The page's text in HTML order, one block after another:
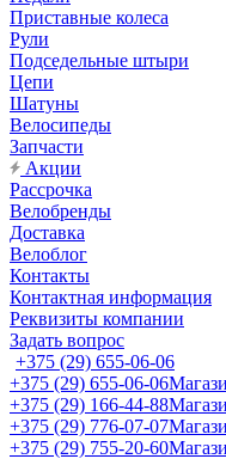
Приставные колеса
Рули
Подседельные штыри
Цепи
Шатуны
Велосипеды
Запчасти
Акции
Рассрочка
Велобренды
Доставка
Велоблог
Контакты
Контактная информация
Реквизиты компании
Задать вопрос
+375 (29) 655-06-06
+375 (29) 655-06-06
+375 (29) 166-44-88
+375 (29) 776-07-07
+375 (29) 755-20-60